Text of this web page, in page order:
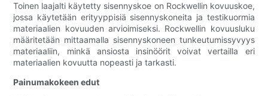
Toinen laajalti käytetty sisennyskoe on Rockwellin kovuuskoe,
jossa käytetään erityyppisiä sisennyskoneita ja testikuormia
materiaalien kovuuden arvioimiseksi. Rockwellin kovuusluku
määritetään mittaamalla sisennyskoneen tunkeutumissyvyys
materiaaliin, minkä ansiosta insinöörit voivat vertailla eri
materiaalien kovuutta nopeasti ja tarkasti.
Painumakokeen edut